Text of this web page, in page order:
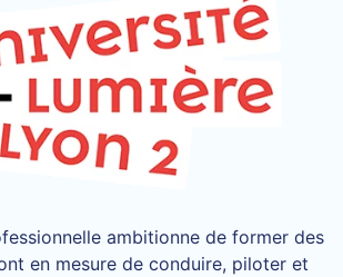
ambitionne de former des
en mesure de conduire, piloter et